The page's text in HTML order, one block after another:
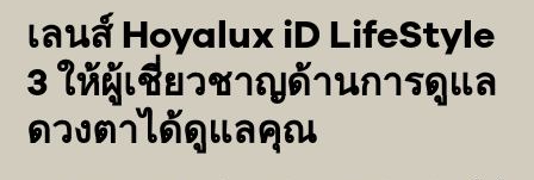
เลนส์ Hoyalux iD LifeStyle
3 ให้ผู้เชี่ยวชาญด้านการดูแล
ดวงตาได้ดูแลคุณ